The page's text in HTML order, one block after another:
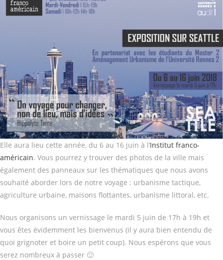
Elle aura lieu cette année, du 6 au 16 juin à l’Institut franco-
américain. Vous pourrez y trouver des photos de la ville mais
également des panneaux sur les thématiques que nous avons
souhaité aborder lors de notre voyage : urbanisme tactique,
agriculture urbaine, maisons flottantes, urbanisme littoral, etc.
Nous organisons un vernissage le mardi 5 juin de 17h à 19h et
vous êtes évidemment les bienvenus (il y aura bien entendu de
quoi grignoter et boire un petit coup). Nous espérons que vous
serez nombreux à passer 🙂